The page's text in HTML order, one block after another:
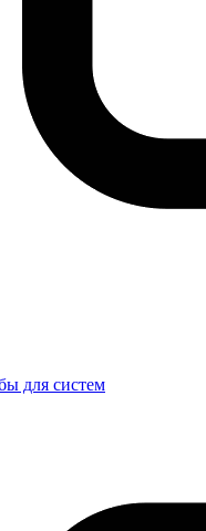
для систем